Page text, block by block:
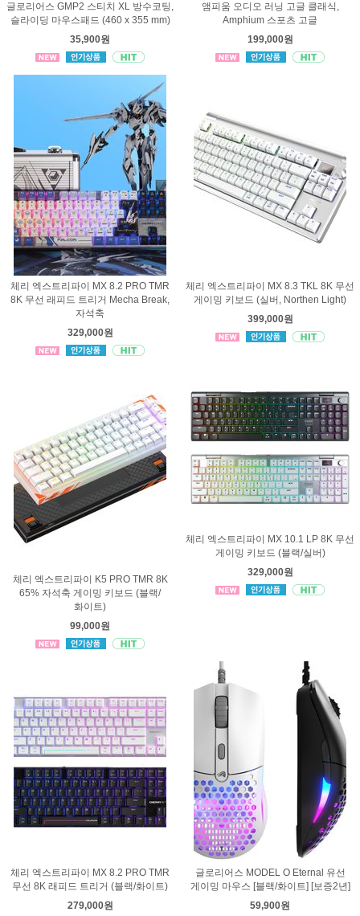
글로리어스 GMP2 스티치 XL 방수코팅,
슬라이딩 마우스패드 (460 x 355 mm)
35,900원
앰피움 오디오 러닝 고글 클래식,
Amphium 스포츠 고글
199,000원
체리 엑스트리파이 MX 8.2 PRO TMR
8K 무선 래피드 트리거 Mecha Break,
자석축
329,000원
체리 엑스트리파이 MX 8.3 TKL 8K 무선
게이밍 키보드 (실버, Northen Light)
399,000원
체리 엑스트리파이 K5 PRO TMR 8K
65% 자석축 게이밍 키보드 (블랙/
화이트)
99,000원
체리 엑스트리파이 MX 10.1 LP 8K 무선
게이밍 키보드 (블랙/실버)
329,000원
체리 엑스트리파이 MX 8.2 PRO TMR
무선 8K 래피드 트리거 (블랙/화이트)
279,000원
글로리어스 MODEL O Eternal 유선
게이밍 마우스 [블랙/화이트] [보증2년]
59,900원